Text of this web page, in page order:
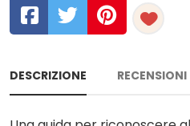
DESCRIZIONE RECENSIONI